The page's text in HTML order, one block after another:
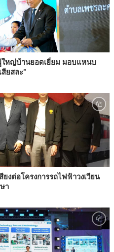
หญ่บ้านยอดเยี่ยม มอบแหนบ
ยสละ”
ยงต่อโครงการรถไฟฟ้าวงเวียน
า